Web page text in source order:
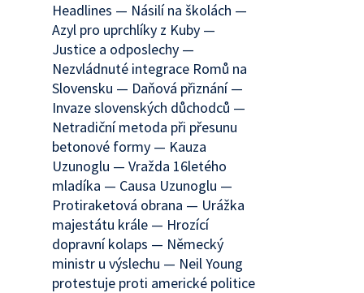
Headlines — Násilí na školách —
Azyl pro uprchlíky z Kuby —
Justice a odposlechy —
Nezvládnuté integrace Romů na
Slovensku — Daňová přiznání —
Invaze slovenských důchodců —
Netradiční metoda při přesunu
betonové formy — Kauza
Uzunoglu — Vražda 16letého
mladíka — Causa Uzunoglu —
Protiraketová obrana — Urážka
majestátu krále — Hrozící
dopravní kolaps — Německý
ministr u výslechu — Neil Young
protestuje proti americké politice